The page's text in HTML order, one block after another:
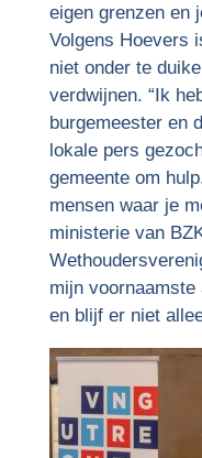
eigen grenzen en
Volgens Hoevers
niet onder te
verdwijnen. “Ik
burgemeester en
lokale pers
gemeente om
mensen waar je
ministerie van
mijn
en blijf er niet